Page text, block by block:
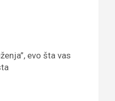
evo šta vas